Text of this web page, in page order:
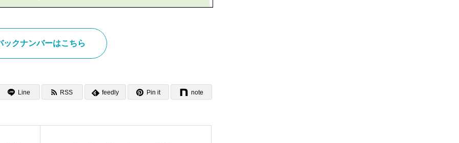
ックナンバーはこちら
Line RSS feedly Pin it note